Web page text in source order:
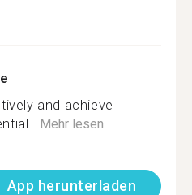
and achieve
Mehr lesen
App herunterladen